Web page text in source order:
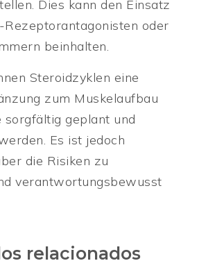
Dies kann den Einsatz
Rezeptorantagonisten oder
beinhalten.
Steroidzyklen eine
zum Muskelaufbau
sorgfältig geplant und
Es ist jedoch
die Risiken zu
verantwortungsbewusst
relacionados